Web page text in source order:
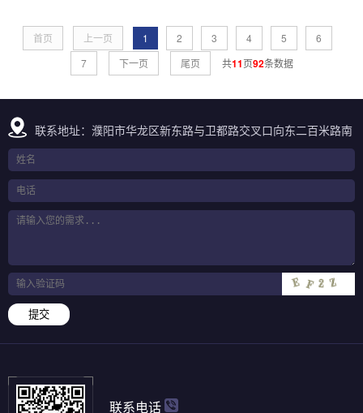
首页 上一页 1 2 3 4 5
6
7
下一页 尾页 共11页92条数据
联系地址：濮阳市华龙区新东路与卫都路交叉口向东二百米路南
提交
联系电话